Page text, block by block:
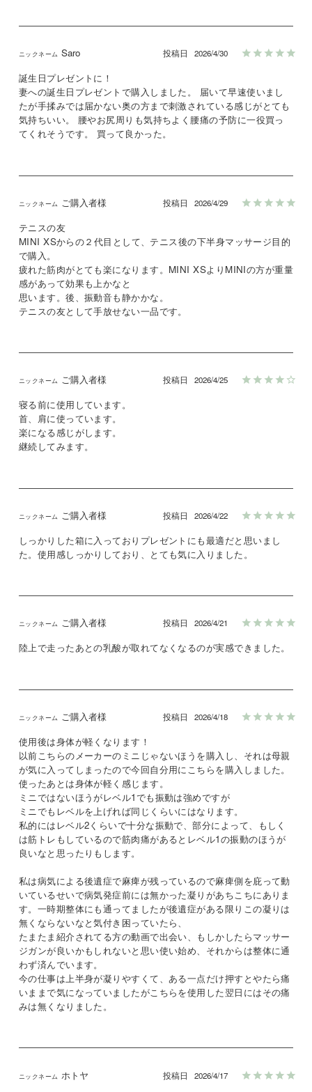
Saro 投稿日 2026/4/30
誕生日プレゼントに！
妻への誕生日プレゼントで購入しました。 届いて早速使いまし
たが手揉みでは届かない奥の方まで刺激されている感じがとても
気持ちいい。 腰やお尻周りも気持ちよく腰痛の予防に一役買っ
てくれそうです。 買って良かった。
ご購入者様 投稿日 2026/4/29
テニスの友
MINI XSからの２代目として、テニス後の下半身マッサージ目的
で購入。
疲れた筋肉がとても楽になります。MINI XSよりMINIの方が重量
感があって効果も上かなと
思います。後、振動音も静かかな。
テニスの友として手放せない一品です。
ご購入者様 投稿日 2026/4/25
寝る前に使用しています。
首、肩に使っています。
楽になる感じがします。
継続してみます。
ご購入者様 投稿日 2026/4/22
しっかりした箱に入っておりプレゼントにも最適だと思いまし
た。使用感しっかりしており、とても気に入りました。
ご購入者様 投稿日 2026/4/21
陸上で走ったあとの乳酸が取れてなくなるのが実感できました。
ご購入者様 投稿日 2026/4/18
使用後は身体が軽くなります！
以前こちらのメーカーのミニじゃないほうを購入し、それは母親
が気に入ってしまったので今回自分用にこちらを購入しました。
使ったあとは身体が軽く感じます。
ミニではないほうがレベル1でも振動は強めですが
ミニでもレベルを上げれば同じくらいにはなります。
私的にはレベル2くらいで十分な振動で、部分によって、もしく
は筋トレもしているので筋肉痛があるとレベル1の振動のほうが
良いなと思ったりもします。
私は病気による後遺症で麻痺が残っているので麻痺側を庇って動
いているせいで病気発症前には無かった凝りがあちこちにありま
す。一時期整体にも通ってましたが後遺症がある限りこの凝りは
無くならないなと気付き困っていたら、
たまたま紹介されてる方の動画で出会い、もしかしたらマッサー
ジガンが良いかもしれないと思い使い始め、それからは整体に通
わず済んでいます。
今の仕事は上半身が凝りやすくて、ある一点だけ押すとやたら痛
いままで気になっていましたがこちらを使用した翌日にはその痛
みは無くなりました。
ホトヤ 投稿日 2026/4/17